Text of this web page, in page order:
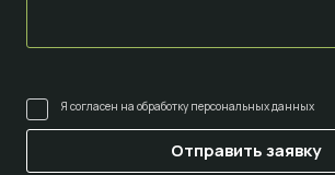
Я согласен на обработку персональных данных